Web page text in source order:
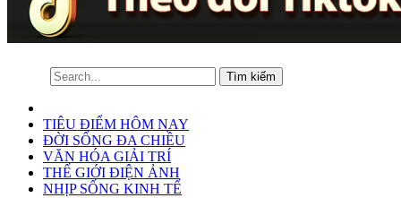
TIÊU ĐIỂM HÔM NAY
ĐỜI SỐNG ĐA CHIỀU
VĂN HÓA GIẢI TRÍ
THẾ GIỚI ĐIỆN ẢNH
NHỊP SỐNG KINH TẾ